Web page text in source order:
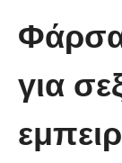
Ένα
για